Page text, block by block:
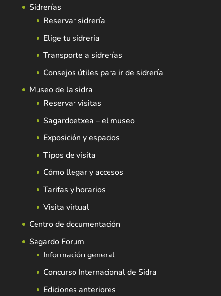
Sidrerías
Reservar sidrería
Elige tu sidrería
Transporte a sidrerías
Consejos útiles para ir de sidrería
Museo de la sidra
Reservar visitas
Sagardoetxea – el museo
Exposición y espacios
Tipos de visita
Cómo llegar y accesos
Tarifas y horarios
Visita virtual
Centro de documentación
Sagardo Forum
Información general
Concurso Internacional de Sidra
Ediciones anteriores